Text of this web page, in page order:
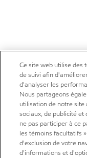
Ce site web utilise des
de suivi afin
d'analyser les
Nous partageons
utilisation de notre site
sociaux, de publicité et
ne pas participer à ce
les témoins facultatifs
d'exclusion de votre
d'informations et